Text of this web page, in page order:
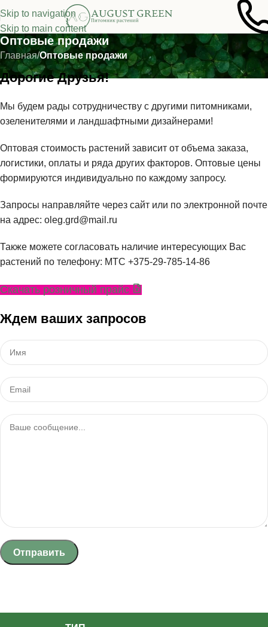
Skip to navigation
Skip to main content
Оптовые продажи
Главная/Оптовые продажи
Ждем ваших запросов
Дорогие Друзья!
Мы будем рады сотрудничеству с другими питомниками,
озеленителями и ландшафтными дизайнерами!
Оптовая стоимость растений зависит от объема заказа,
логистики, оплаты и ряда других факторов. Оптовые цены
формируются индивидуально по каждому запросу.
Запросы направляйте через сайт или по электронной почте
на адрес: oleg.grd@mail.ru
Также можете согласовать наличие интересующих Вас
растений по телефону: МТС +375-29-785-14-86
Скачать розничный прайс